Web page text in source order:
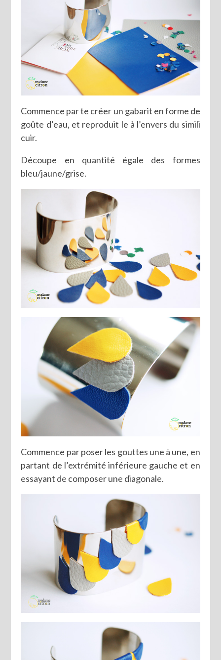
Commence par te créer un gabarit en forme de
goûte d’eau, et reproduit le à l’envers du simili
cuir.
Découpe en quantité égale des formes
bleu/jaune/grise.
Commence par poser les gouttes une à une, en
partant de l’extrémité inférieure gauche et en
essayant de composer une diagonale.